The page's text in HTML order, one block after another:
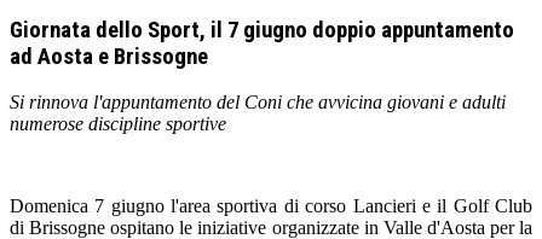
Giornata dello Sport, il 7 giugno doppio appuntamento
ad Aosta e Brissogne
Si rinnova l'appuntamento del Coni che avvicina giovani e adulti
numerose discipline sportive
Domenica 7 giugno l'area sportiva di corso Lancieri e il Golf Club
di Brissogne ospitano le iniziative organizzate in Valle d'Aosta per la